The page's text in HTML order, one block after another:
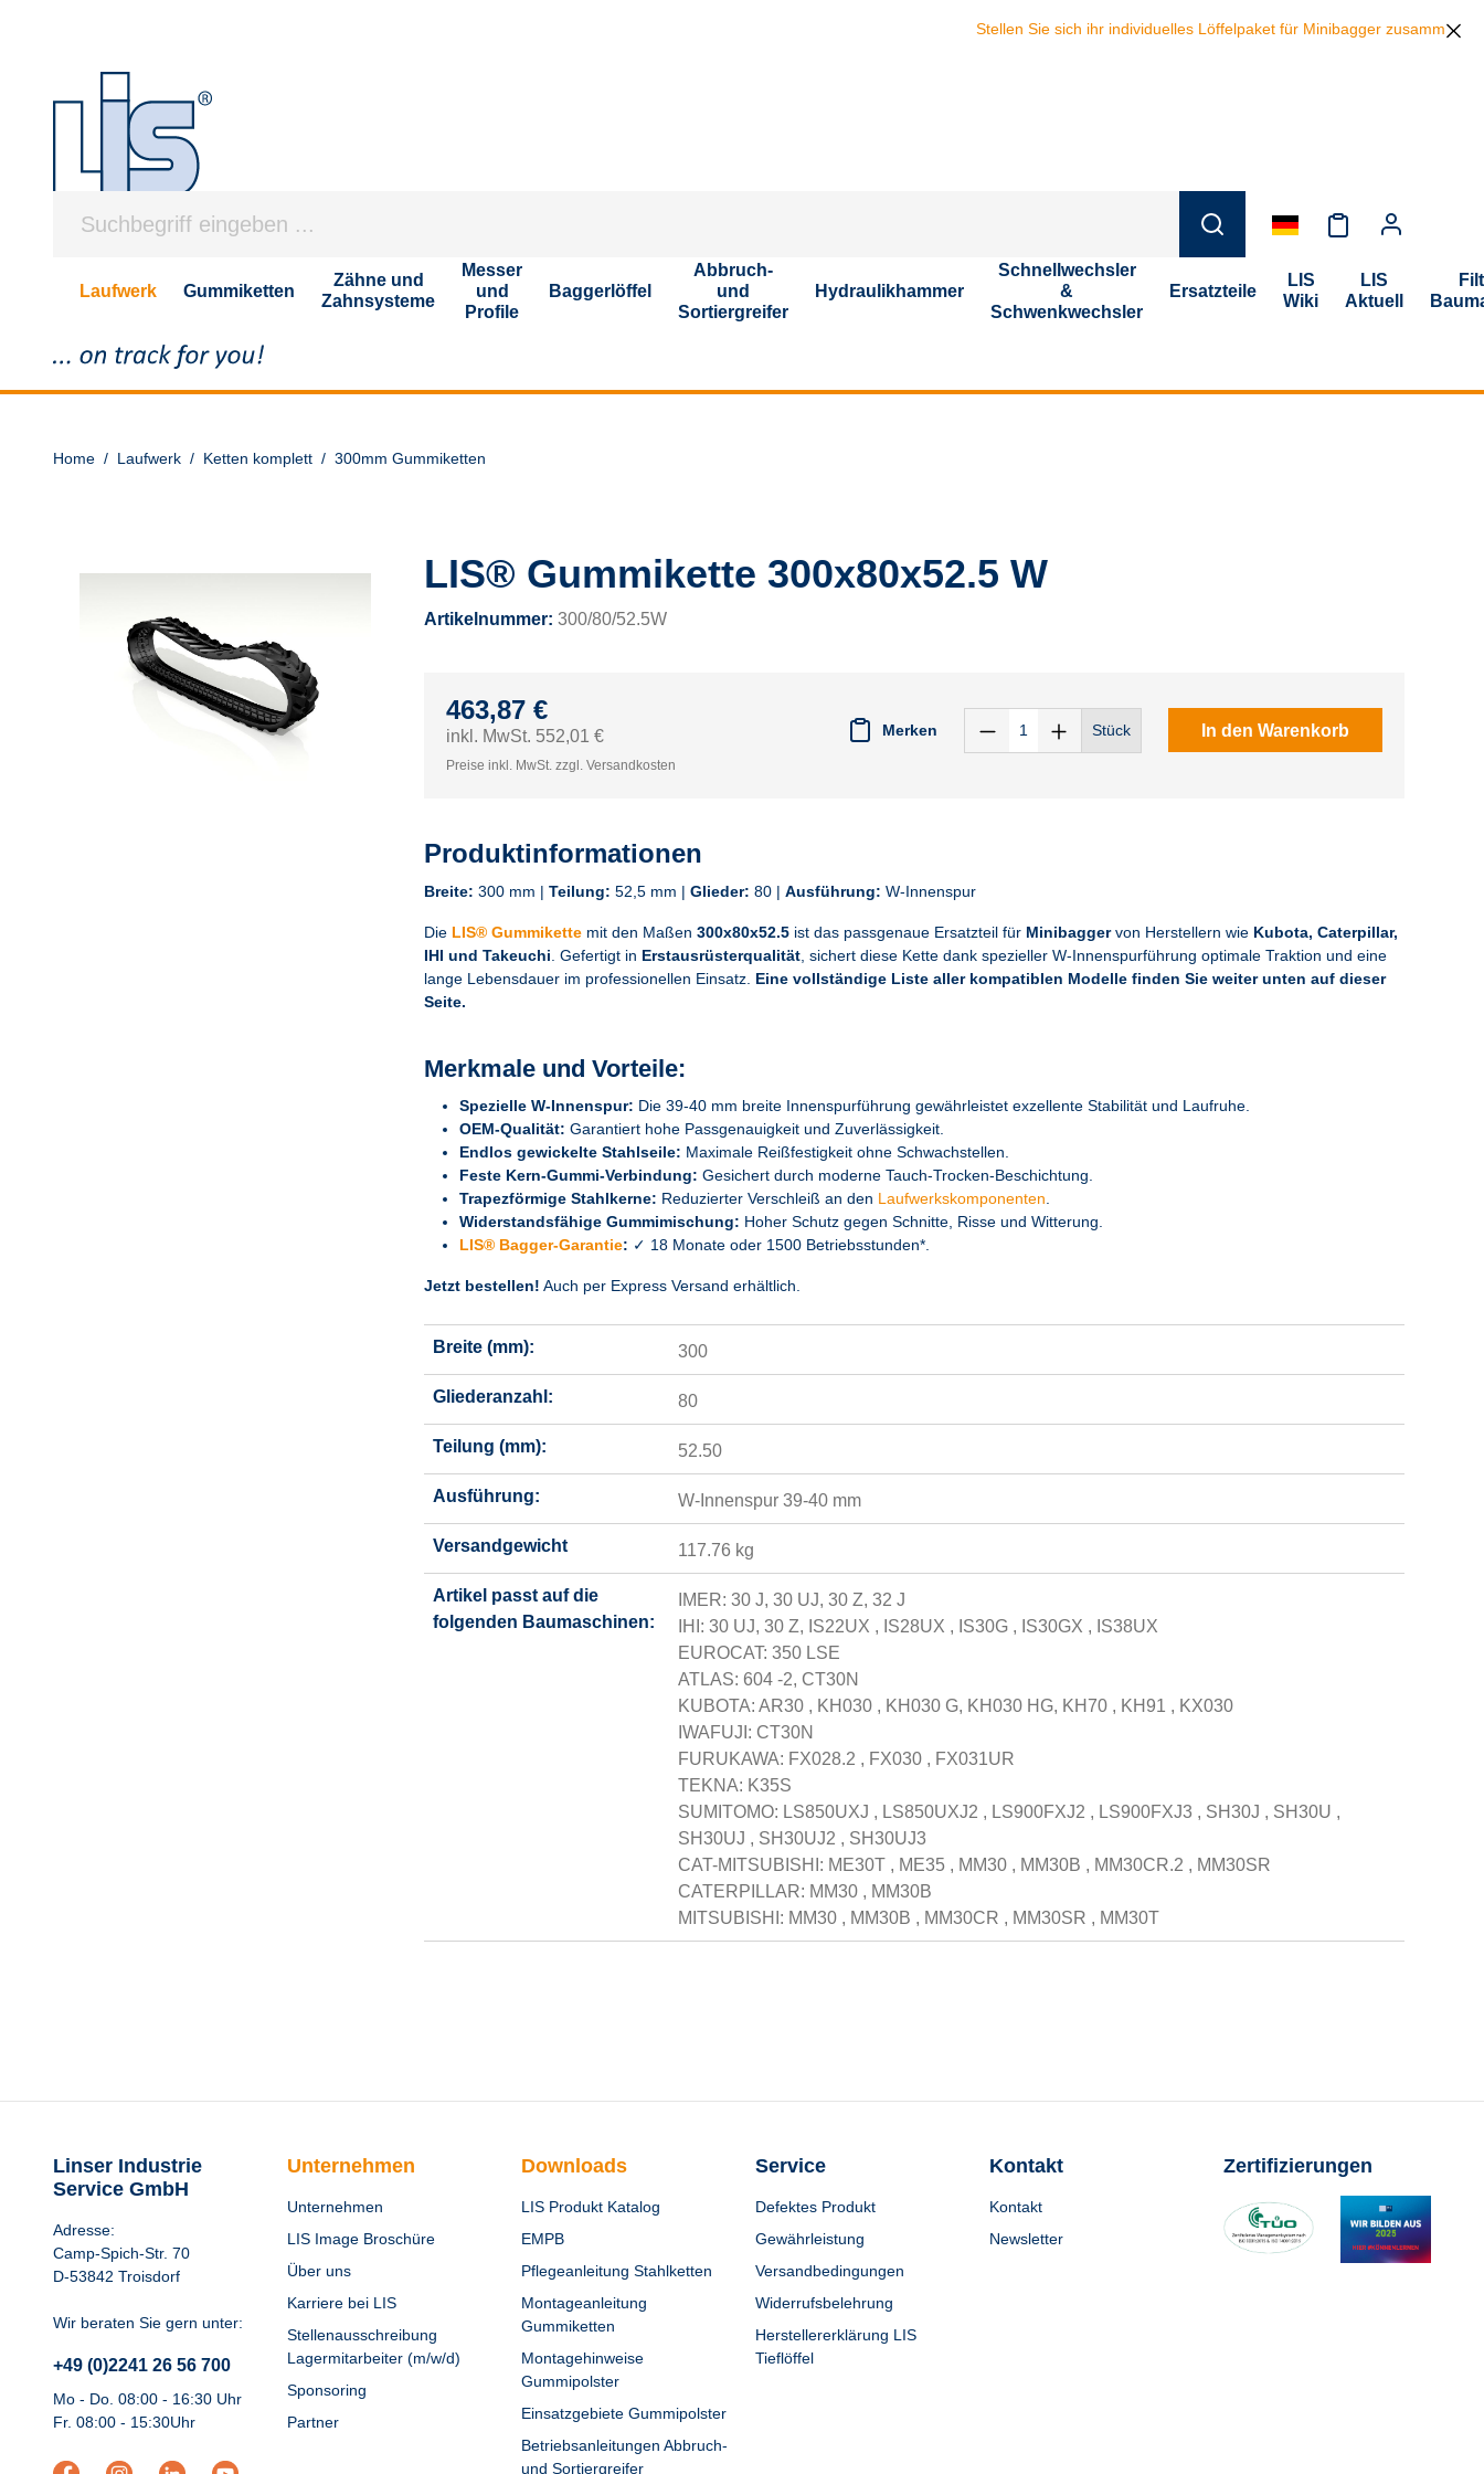
Stellen Sie sich ihr individuelles Löffelpaket für Minibagger zusammen und
Laufwerk Gummiketten
Zähne und
Zahnsysteme
Messer
und
Profile
Baggerlöffel
Abbruch-
und
Sortiergreifer
Hydraulikhammer
Schnellwechsler
&
Schwenkwechsler
Ersatzteile
LIS
Wiki
LIS
Aktuell
Home / Laufwerk / Ketten komplett / 300mm Gummiketten
LIS® Gummikette 300x80x52.5 W
Artikelnummer: 300/80/52.5W
463,87 €
inkl. MwSt. 552,01 €
Preise inkl. MwSt. zzgl. Versandkosten
Merken Stück In den Warenkorb
Produktinformationen
Breite: 300 mm | Teilung: 52,5 mm | Glieder: 80 | Ausführung: W-Innenspur
Die LIS® Gummikette mit den Maßen 300x80x52.5 ist das passgenaue Ersatzteil für Minibaggervon Herstellern wie Kubota, Caterpillar,
IHI und Takeuchi . Gefertigt in Erstausrüsterqualität , sichert diese Kette dank spezieller W-Innenspurführung optimale Traktion und eine
lange Lebensdauer im professionellen Einsatz. Eine vollständige Liste aller kompatiblen Modelle finden Sie weiter unten auf dieser
Seite.
Merkmale und Vorteile:
Spezielle W-Innenspur: Die 39-40 mm breite Innenspurführung gewährleistet exzellente Stabilität und Laufruhe.
OEM-Qualität: Garantiert hohe Passgenauigkeit und Zuverlässigkeit.
Endlos gewickelte Stahlseile: Maximale Reißfestigkeit ohne Schwachstellen.
Feste Kern-Gummi-Verbindung: Gesichert durch moderne Tauch-Trocken-Beschichtung.
Trapezförmige Stahlkerne: Reduzierter Verschleiß an den Laufwerkskomponenten
Widerstandsfähige Gummimischung: Hoher Schutz gegen Schnitte, Risse und Witterung.
LIS® Bagger-Garantie: ✓ 18 Monate oder 1500 Betriebsstunden*.
Jetzt bestellen! Auch per Express Versand erhältlich.
Breite (mm): 300
Gliederanzahl: 80
Teilung (mm): 52.50
Ausführung: W-Innenspur 39-40 mm
Versandgewicht 117.76 kg
Artikel passt auf die
folgenden Baumaschinen:
IMER: 30 J, 30 UJ, 30 Z, 32 J
IHI: 30 UJ, 30 Z, IS22UX , IS28UX , IS30G , IS30GX , IS38UX
EUROCAT: 350 LSE
ATLAS: 604 -2, CT30N
KUBOTA: AR30 , KH030 , KH030 G, KH030 HG, KH70 , KH91 , KX030
IWAFUJI: CT30N
FURUKAWA: FX028.2 , FX030 , FX031UR
TEKNA: K35S
SUMITOMO: LS850UXJ , LS850UXJ2 , LS900FXJ2 , LS900FXJ3 , SH30J , SH30U ,
SH30UJ , SH30UJ2 , SH30UJ3
CAT-MITSUBISHI: ME30T , ME35 , MM30 , MM30B , MM30CR.2 , MM30SR
CATERPILLAR: MM30 , MM30B
MITSUBISHI: MM30 , MM30B , MM30CR , MM30SR , MM30T
Linser Industrie
Service GmbH
Adresse:
Camp-Spich-Str. 70
D-53842 Troisdorf
Wir beraten Sie gern unter:
+49 (0)2241 26 56 700
Mo - Do. 08:00 - 16:30 Uhr
Fr. 08:00 - 15:30Uhr
Unternehmen
Unternehmen
LIS Image Broschüre
Über uns
Karriere bei LIS
Stellenausschreibung
Lagermitarbeiter (m/w/d)
Sponsoring
Partner
Downloads
LIS Produkt Katalog
EMPB
Pflegeanleitung Stahlketten
Montageanleitung
Gummiketten
Montagehinweise
Gummipolster
Einsatzgebiete Gummipolster
Betriebsanleitungen Abbruch-
und Sortiergreifer
Service
Defektes Produkt
Gewährleistung
Versandbedingungen
Widerrufsbelehrung
Herstellererklärung LIS
Tieflöffel
Kontakt
Kontakt
Newsletter
Zertifizierungen